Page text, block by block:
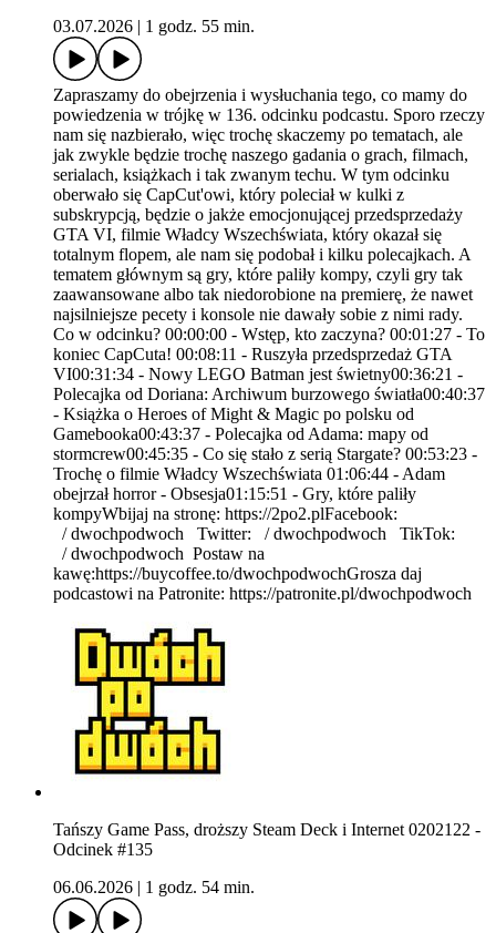
03.07.2026 | 1 godz. 55 min.
Zapraszamy do obejrzenia i wysłuchania tego, co mamy do
powiedzenia w trójkę w 136. odcinku podcastu. Sporo rzeczy
nam się nazbierało, więc trochę skaczemy po tematach, ale
jak zwykle będzie trochę naszego gadania o grach, filmach,
serialach, książkach i tak zwanym techu. W tym odcinku
oberwało się CapCut'owi, który poleciał w kulki z
subskrypcją, będzie o jakże emocjonującej przedsprzedaży
GTA VI, filmie Władcy Wszechświata, który okazał się
totalnym flopem, ale nam się podobał i kilku polecajkach. A
tematem głównym są gry, które paliły kompy, czyli gry tak
zaawansowane albo tak niedorobione na premierę, że nawet
najsilniejsze pecety i konsole nie dawały sobie z nimi rady.
Co w odcinku? 00:00:00 - Wstęp, kto zaczyna? 00:01:27 - To
koniec CapCuta! 00:08:11 - Ruszyła przedsprzedaż GTA
VI00:31:34 - Nowy LEGO Batman jest świetny00:36:21 -
Polecajka od Doriana: Archiwum burzowego światła00:40:37
- Książka o Heroes of Might & Magic po polsku od
Gamebooka00:43:37 - Polecajka od Adama: mapy od
stormcrew00:45:35 - Co się stało z serią Stargate? 00:53:23 -
Trochę o filmie Władcy Wszechświata 01:06:44 - Adam
obejrzał horror - Obsesja01:15:51 - Gry, które paliły
kompyWbijaj na stronę: https://2po2.plFacebook:
/ dwochpodwoch Twitter: / dwochpodwoch TikTok:
/ dwochpodwoch Postaw na
kawę:https://buycoffee.to/dwochpodwochGrosza daj
podcastowi na Patronite: https://patronite.pl/dwochpodwoch
Tańszy Game Pass, droższy Steam Deck i Internet 0202122 -
Odcinek #135
06.06.2026 | 1 godz. 54 min.